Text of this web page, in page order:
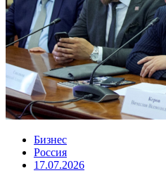
Бизнес
Россия
17.07.2026